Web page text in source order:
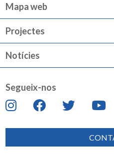
Mapa web
Projectes
Notícies
Segueix-nos